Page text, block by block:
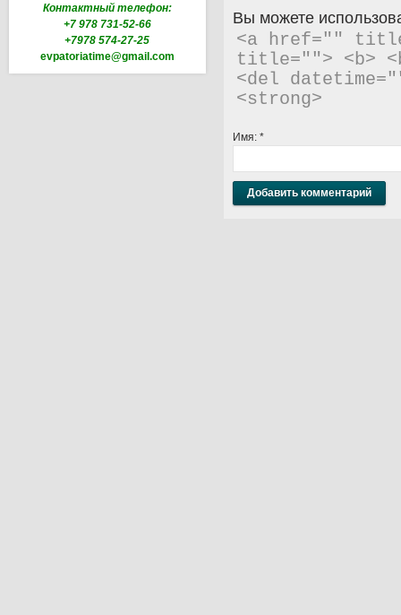
Контактный телефон:
+7 978 731-52-66
+7978 574-27-25
evpatoriatime@gmail.com
Вы можете
<a href=""
title=""> <b>
<del
<strong>
Имя: *